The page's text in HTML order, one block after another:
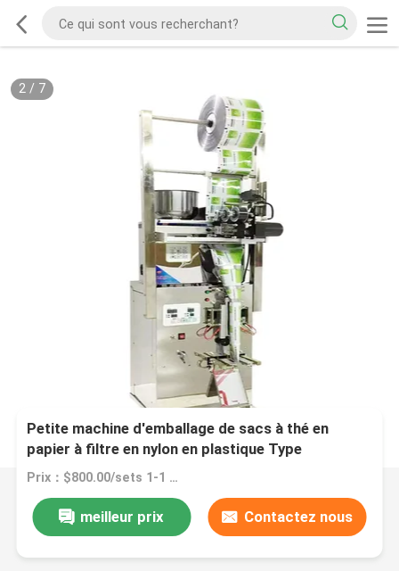
2/ 7
Petite machine d'emballage de sacs à thé en
papier à filtre en nylon en plastique Type
électrique
Prix：$800.00/sets 1-1 sets
meilleur prix Contactez nous